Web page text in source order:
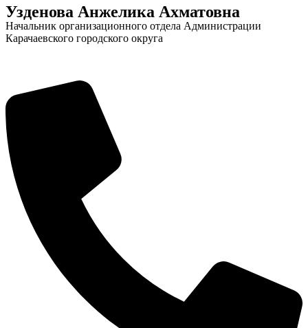
Узденова Анжелика Ахматовна
Начальник организационного отдела Администрации
Карачаевского городского округа